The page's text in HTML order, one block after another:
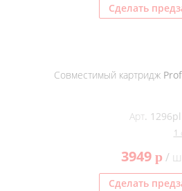
Сделать
Совместимый картридж
Арт. 1296pl
1
3949 p/
Сделать